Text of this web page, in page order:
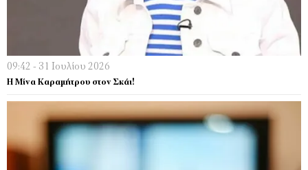
09:42 - 31 Ιουλίου 2026
Η Μίνα Καραμήτρου στον Σκάι!